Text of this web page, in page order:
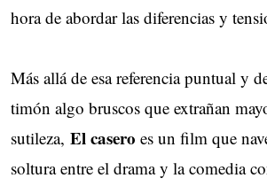
hora de abordar las diferencias y
Más allá de esa referencia puntual y
timón algo bruscos que extrañan
sutileza, El casero es un film que
soltura entre el drama y la comedia